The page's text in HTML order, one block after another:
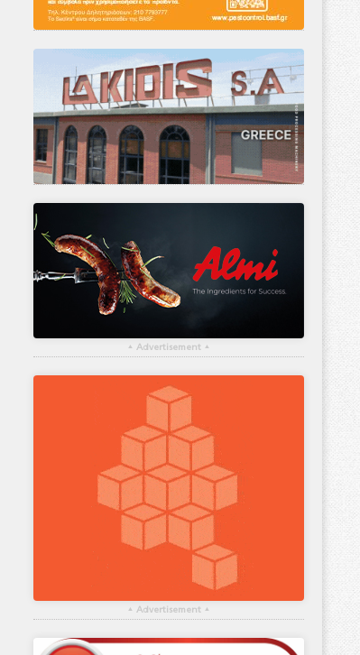
▴ Advertisement ▴
▴ Advertisement ▴